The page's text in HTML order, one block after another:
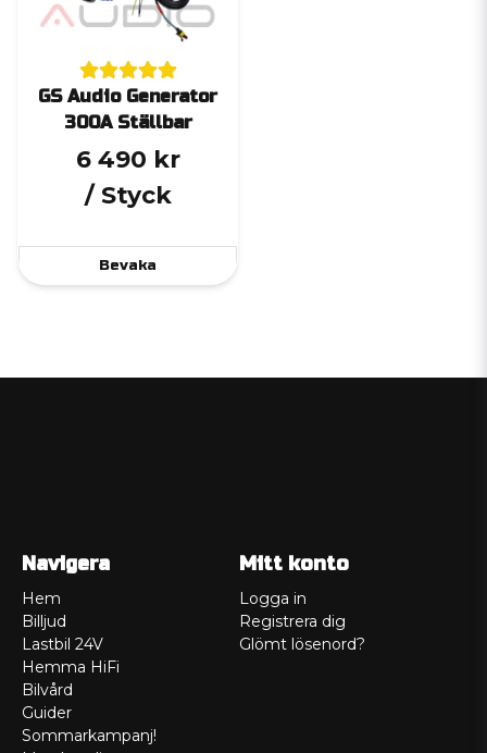
GS Audio Generator
300A Ställbar
6 490 kr
/ Styck
Bevaka
Navigera
Hem
Billjud
Lastbil 24V
Hemma HiFi
Bilvård
Guider
Sommarkampanj!
Mitt konto
Logga in
Registrera dig
Glömt lösenord?